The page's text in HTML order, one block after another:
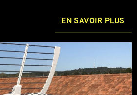
EN SAVOIR PLUS